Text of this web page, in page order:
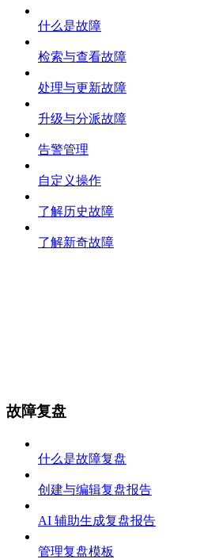
什么是故障
检索与查看故障
处理与更新故障
升级与分派故障
告警管理
自定义操作
了解历史故障
了解新奇故障
故障复盘
什么是故障复盘
创建与编辑复盘报告
AI 辅助生成复盘报告
管理复盘模板